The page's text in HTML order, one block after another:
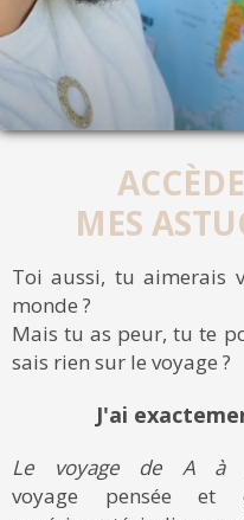
MES
Toi aussi, tu aimerais
monde ?
Mais tu as peur, tu te
sais rien sur le voyage ?
J'ai
Le voyage de A à
voyage pensée et